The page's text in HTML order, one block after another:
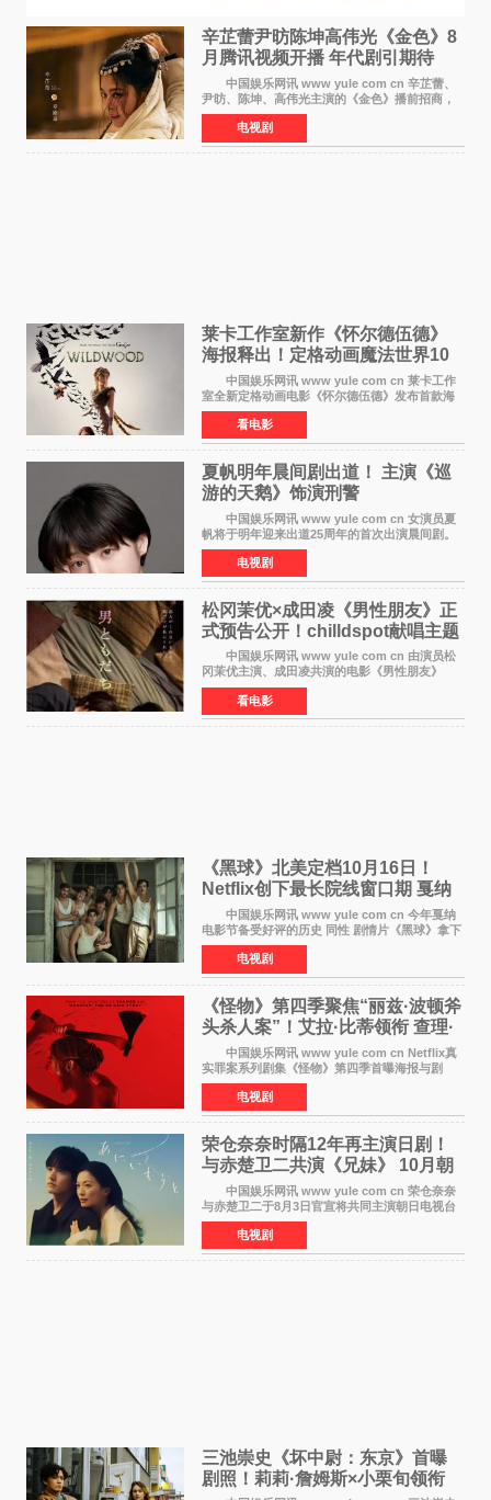
辛芷蕾尹昉陈坤高伟光《金色》8
月腾讯视频开播 年代剧引期待
中国娱乐网讯 www yule com cn 辛芷蕾、
尹昉、陈坤、高伟光主演的《金色》播前招商，
预计8月腾讯视频开播。这部年代剧汇集了众多实
力派演员，阵容强大，引发了观众的广泛关
注。 《金色》
电视剧
莱卡工作室新作《怀尔德伍德》
海报释出！定格动画魔法世界10
月开启
中国娱乐网讯 www yule com cn 莱卡工作
室全新定格动画电影《怀尔德伍德》发布首款海
报，女孩为找回弟弟走入黑暗、宏大的林中魔法
世界，一场关于勇气与亲情的奇幻冒险即将展
开。 本片由特
看电影
夏帆明年晨间剧出道！ 主演《巡
游的天鹅》饰演刑警
中国娱乐网讯 www yule com cn 女演员夏
帆将于明年迎来出道25周年的首次出演晨间剧。
NHK于8月4日宣布她将出演明年（2027年度）上
半期的晨间剧《巡游的天鹅》，饰演与女主角森
田望智饰演的生
电视剧
松冈茉优×成田凌《男性朋友》正
式预告公开！chilldspot献唱主题
中国娱乐网讯 www yule com cn 由演员松
冈茉优主演、成田凌共演的电影《男性朋友》
（三岛有纪子执导，11月6日上映）于8月5日公开
正式视觉图与正式预告片。同时，三人乐队
chilldspot为该片创
看电影
《黑球》北美定档10月16日！
Netflix创下最长院线窗口期 戛纳
最佳导演加持
中国娱乐网讯 www yule com cn 今年戛纳
电影节备受好评的历史 同性 剧情片《黑球》拿下
Netflix美国发行电影的最长院线放映期——该片
最新定档今年10月16日美国影院上映（此前定档
11月6日，如
电视剧
《怪物》第四季聚焦“丽兹·波顿斧
头杀人案”！艾拉·比蒂领衔 查理·
汉纳姆、莎拉·保
中国娱乐网讯 www yule com cn Netflix真
实罪案系列剧集《怪物》第四季首曝海报与剧
照，聚焦鹅妈妈童谣亦有记载的著名血腥杀人案
——丽兹·波顿砍死生父与继母案。 本季由艾
拉·比蒂饰
电视剧
荣仓奈奈时隔12年再主演日剧！
与赤楚卫二共演《兄妹》 10月朝
日新档开播
中国娱乐网讯 www yule com cn 荣仓奈奈
与赤楚卫二于8月3日官宣将共同主演朝日电视台
日剧《兄妹》（10月开播，每周六晚10点播
出）。这也是荣仓奈奈继TBS剧集《为了N》之
后，暌违12年再度担
电视剧
三池崇史《坏中尉：东京》首曝
剧照！莉莉·詹姆斯×小栗旬领衔